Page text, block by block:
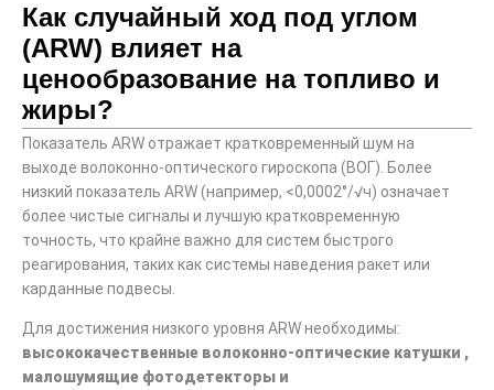
Как случайный ход под углом
(ARW) влияет на
ценообразование на топливо и
жиры?
Показатель ARW отражает кратковременный шум на
выходе волоконно-оптического гироскопа (ВОГ). Более
низкий показатель ARW (например, <0,0002°/√ч) означает
более чистые сигналы и лучшую кратковременную
точность, что крайне важно для систем быстрого
реагирования, таких как системы наведения ракет или
карданные подвесы.
Для достижения низкого уровня ARW необходимы:
высококачественные волоконно-оптические катушки ,
малошумящие фотодетекторы и